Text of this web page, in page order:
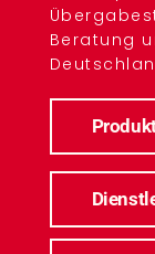
Beratung